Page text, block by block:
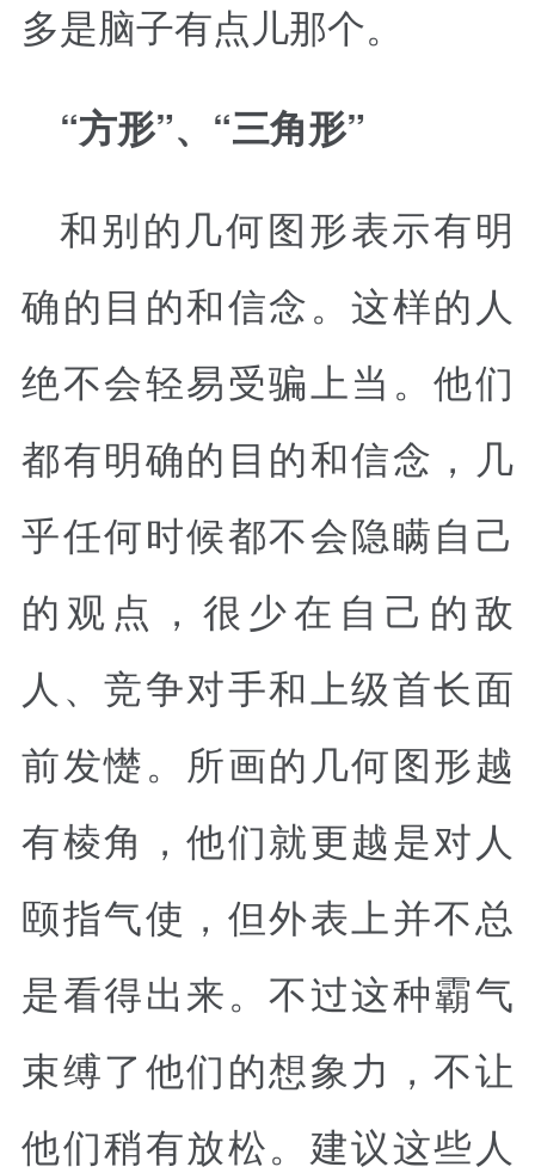
多是脑子有点儿那个。
“方形”、“三角形”
和别的几何图形表示有明
确的目的和信念。这样的人
绝不会轻易受骗上当。他们
都有明确的目的和信念，几
乎任何时候都不会隐瞒自己
的观点，很少在自己的敌
人、竞争对手和上级首长面
前发憷。所画的几何图形越
有棱角，他们就更越是对人
颐指气使，但外表上并不总
是看得出来。不过这种霸气
束缚了他们的想象力，不让
他们稍有放松。建议这些人